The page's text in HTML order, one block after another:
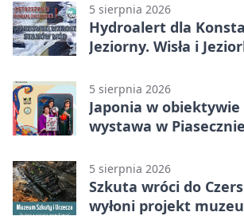
5 sierpnia 2026
Hydroalert dla
Jeziorny. Wisła i
5 sierpnia 2026
Japonia w obiektywie
wystawa w Piasecznie
5 sierpnia 2026
Szkuta wróci do
wyłoni projekt